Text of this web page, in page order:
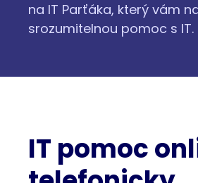
na IT Parťáka, který vám
srozumitelnou pomoc s IT.
IT pomoc